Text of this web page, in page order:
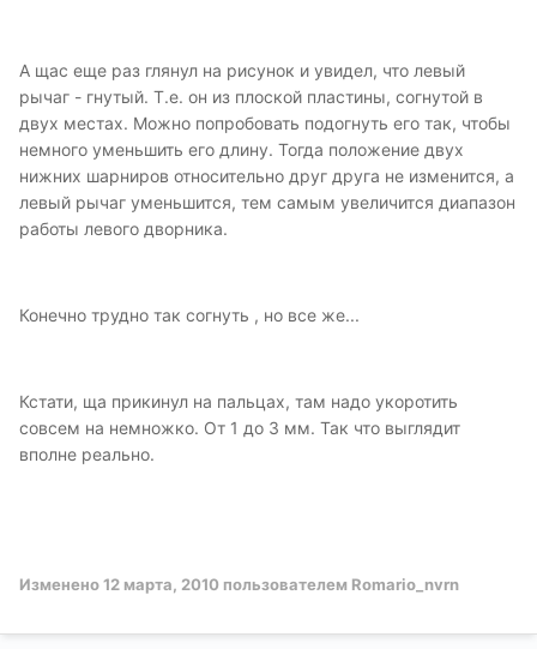
А щас еще раз глянул на рисунок и увидел, что левый
рычаг - гнутый. Т.е. он из плоской пластины, согнутой в
двух местах. Можно попробовать подогнуть его так, чтобы
немного уменьшить его длину. Тогда положение двух
нижних шарниров относительно друг друга не изменится, а
левый рычаг уменьшится, тем самым увеличится диапазон
работы левого дворника.
Конечно трудно так согнуть , но все же...
Кстати, ща прикинул на пальцах, там надо укоротить
совсем на немножко. От 1 до 3 мм. Так что выглядит
вполне реально.
Изменено12 марта, 2010 пользователем Romario_nvrn